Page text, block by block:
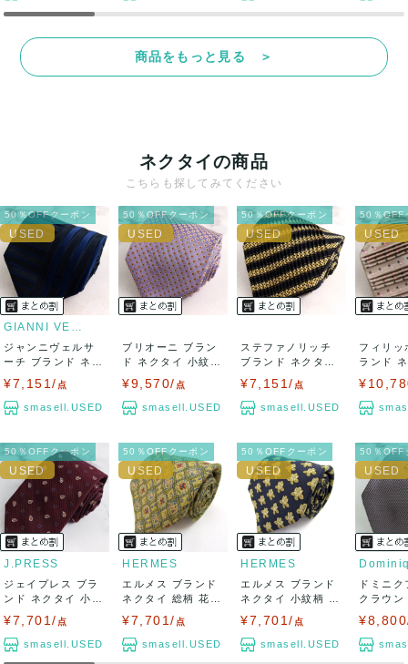
商品をもっと見る ＞
ネクタイの商品
こちらも探してみてください
50％OFFクーポン
GIANNI VERSACE
ジャンニヴェルサ
ーチ ブランド ネク
¥7,151/ 点
smasell.USED
50％OFFクーポン
ブリオーニ ブラン
ド ネクタイ 小紋柄
¥9,570/ 点
smasell.USED
50％OFFクーポン
ステファノリッチ
ブランド ネクタイ
¥7,151/ 点
smasell.USED
50％OFF
フィリッ
ランド
50％OFFクーポン
J.PRESS
ジェイプレス ブラ
ンド ネクタイ 小紋
¥7,701/ 点
smasell.USED
50％OFFクーポン
HERMES
エルメス ブランド
ネクタイ 総柄 花柄
¥7,701/ 点
smasell.USED
50％OFFクーポン
HERMES
エルメス ブランド
ネクタイ 小紋柄 花
¥7,701/ 点
smasell.USED
50％OFF
ドミニ
クラウン